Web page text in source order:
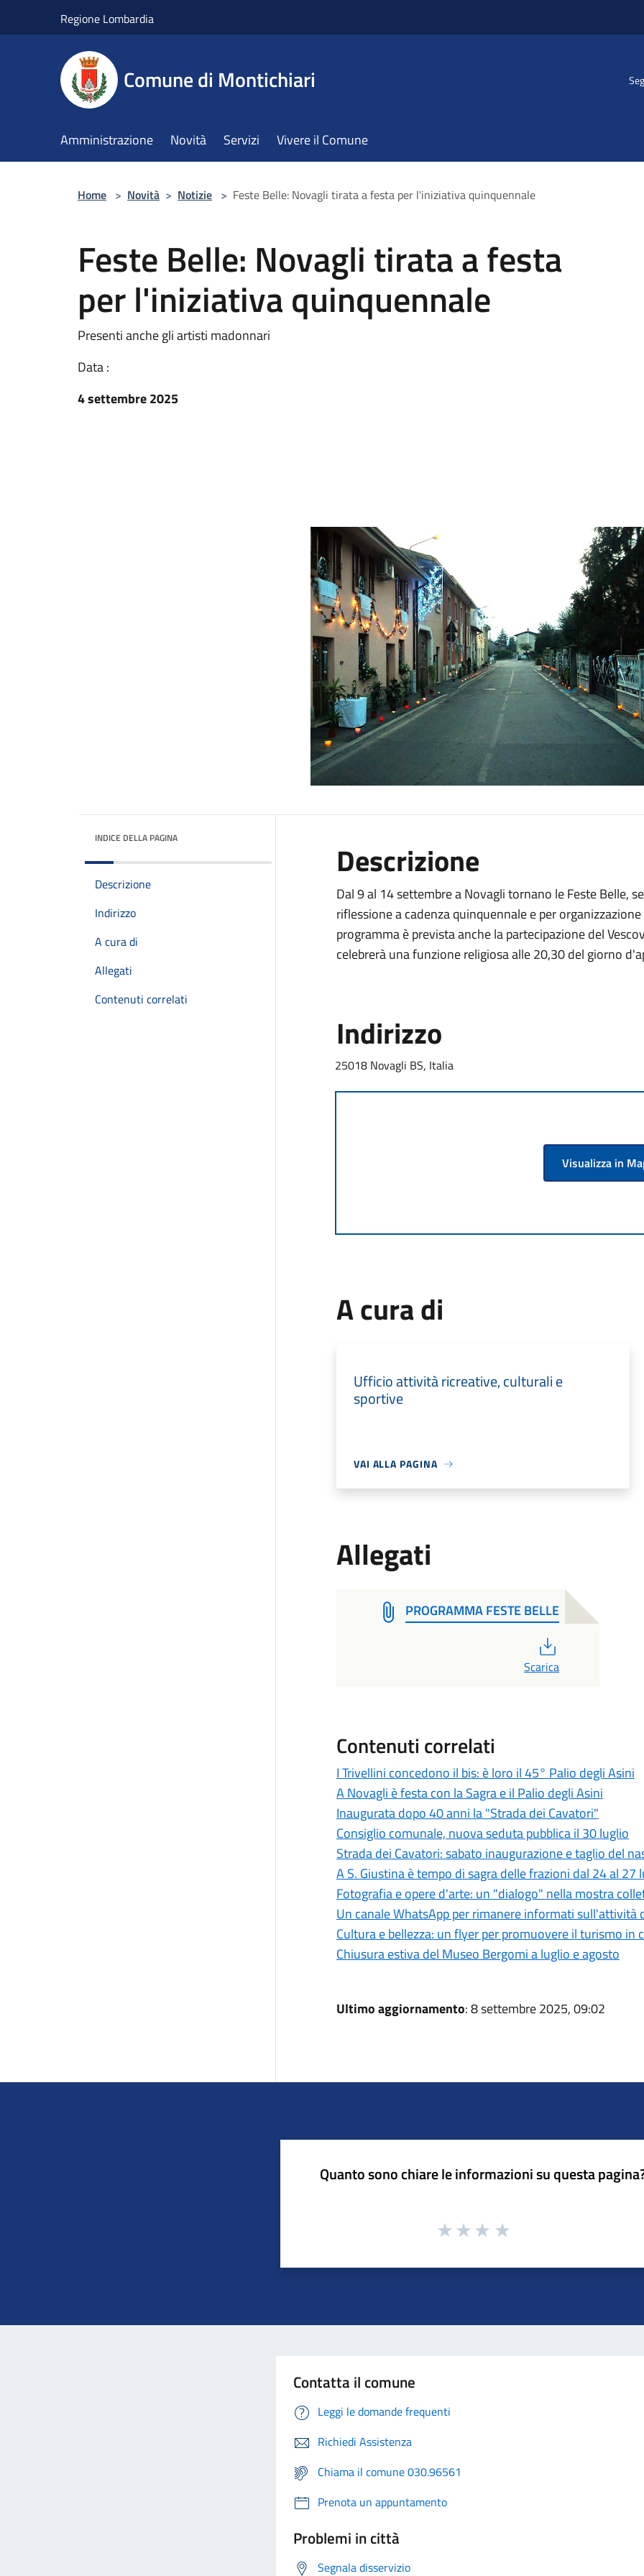
Regione Lombardia
Comune di Montichiari
Amministrazione Novità Servizi Vivere il Comune
Home > Novità > Notizie > Feste Belle: Novagli tirata a festa per l'iniziativa quinquennale
Feste Belle: Novagli tirata a festa
per l'iniziativa quinquennale
Presenti anche gli artisti madonnari
Data :
4 settembre 2025
INDICE DELLA PAGINA
Descrizione
Indirizzo
A cura di
Allegati
Contenuti correlati
Descrizione
Dal 9 al 14 settembre a Novagli tornano le Feste Belle,
riflessione a cadenza quinquennale e per
programma è prevista anche la partecipazione del
celebrerà una funzione religiosa alle 20,30 del giorno
Indirizzo
25018 Novagli BS, Italia
Visualizza in
A cura di
Ufficio attività ricreative, culturali e
sportive
VAI ALLA PAGINA
Allegati
PROGRAMMA FESTE BELLE
Scarica
Contenuti correlati
I Trivellini concedono il bis: è loro il 45° Palio degli Asini
A Novagli è festa con la Sagra e il Palio degli Asini
Inaugurata dopo 40 anni la "Strada dei Cavatori"
Consiglio comunale, nuova seduta pubblica il 30 luglio
Strada dei Cavatori: sabato inaugurazione e taglio del
A S. Giustina è tempo di sagra delle frazioni dal 24 al 27
Fotografia e opere d'arte: un "dialogo" nella mostra
Un canale WhatsApp per rimanere informati sull'attività
Cultura e bellezza: un flyer per promuovere il turismo in
Chiusura estiva del Museo Bergomi a luglio e agosto
Ultimo aggiornamento: 8 settembre 2025, 09:02
Quanto sono chiare le informazioni su questa
Contatta il comune
Leggi le domande frequenti
Richiedi Assistenza
Chiama il comune 030.96561
Prenota un appuntamento
Problemi in città
Segnala disservizio